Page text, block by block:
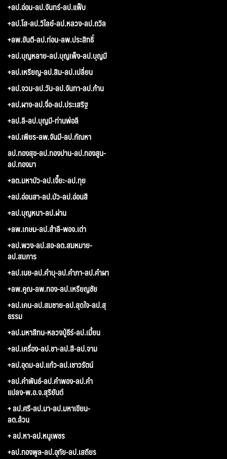
+ลป.อ่อน-ลป.จันทร์-ลป.แฟ็บ
+ลป.โส-ลป.วิไลย์-ลป.หลวง-ลป.ถวิล
+ลพ.ขันตี-ลป.ท่อน-ลพ.ประสิทธิ์
+ลป.บุญหลาย-ลป.บุญเพ็ง-ลป.บุญมี
+ลป.เหรียญ-ลป.สิม-ลป.เปลี่ยน
+ลป.จวน-ลป.วัน-ลป.จันทา-ลป.ก้าน
+ลป.ผาง-ลป.จื่อ-ลป.ประเสริฐ
+ลป.ลี-ลป.บุญมี-ท่านพ่อลี
+ลป.เพียร-ลพ.จันมี-ลป.กัณหา
ลป.ทองสุข-ลป.ทองปาน-ลป.ทองสูน-
ลป.ทองมา
+ลต.มหาบัว-ลป.เจี๊ยะ-ลป.ทุย
+ลป.อ่อนสา-ลป.บัว-ลป.อ่อนสี
+ลป.บุญหนา-ลป.ผ่าน
+ลพ.เกษม-ลป.สำลี-พอจ.เต่า
+ลป.พวง-ลป.สอ-ลต.สมหมาย-
ลป.สมภาร
+ลป.เนย-ลป.คำบุ-ลป.คำภา-ลป.คำผา
+ลพ.คูณ-ลพ.ทอง-ลป.เหรียญชัย
+ลป.เคน-ลป.สมชาย-ลป.สุดใจ-ลป.สุ
ธรรม
+ลป.มหาสีทน-หลวงปู่ธีร์-ลป.เมี้ยน
+ลป.เครื่อง-ลป.ชา-ลป.สี-ลป.จาม
+ลป.อุดม-ลป.แก้ว-ลป.เชาวรัตน์
+ลป.คำพันธ์-ลป.คำพอง-ลป.คำ
แปลง-พ.อ.จ.สุริยันต์
+ ลป.ศรี-ลป.มา-ลป.มหาเขียน-
ลต.ล้วน
+ ลป.หา-ลป.หนูเพชร
+ลป.ทองพูล-ลป.อุทัย-ลป.เสถียร